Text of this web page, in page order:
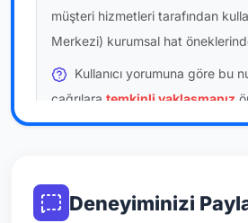
müşteri hizmetleri tarafından
Merkezi) kurumsal hat
Kullanıcı yorumuna göre bu
çağrılara temkinli yaklaşmanız
hükmü değildir.
resmi doğrulama niteliği taşımaz.
Deneyiminizi